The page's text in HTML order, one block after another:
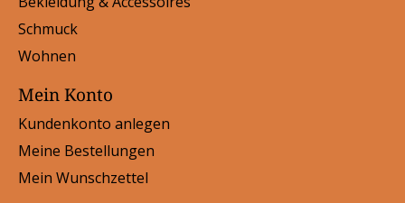
Schmuck
Wohnen
Mein Konto
Kundenkonto anlegen
Meine Bestellungen
Mein Wunschzettel